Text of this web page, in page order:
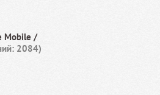
Mobile /
2084)